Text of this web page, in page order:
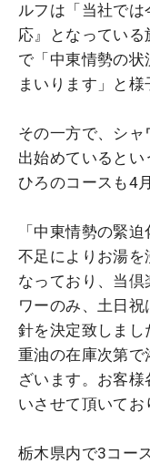
ルフは「当社で
応』となっている
で「中東情勢の
まいります」と様
その一方で、シ
出始めていると
ひろのコースも4
「中東情勢の緊
不足によりお湯
なっており、当
ワーのみ、土日
針を決定致しまし
重油の在庫次第
ざいます。お客
いさせて頂いてお
栃木県内で3コー